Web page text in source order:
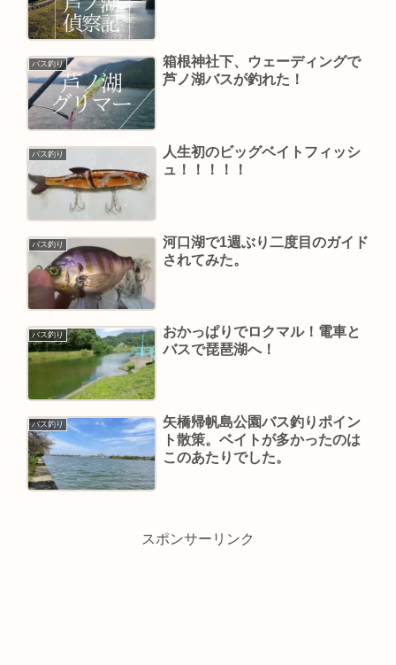
バス釣り
箱根神社下、ウェーディングで
芦ノ湖バスが釣れた！
バス釣り
人生初のビッグベイトフィッシ
ュ！！！！！
バス釣り
河口湖で1週ぶり二度目のガイド
されてみた。
バス釣り
おかっぱりでロクマル！電車と
バスで琵琶湖へ！
バス釣り
矢橋帰帆島公園バス釣りポイン
ト散策。ベイトが多かったのは
このあたりでした。
スポンサーリンク